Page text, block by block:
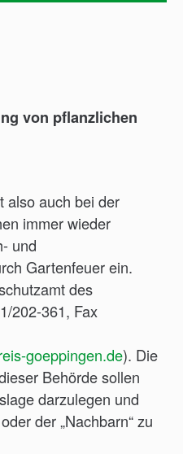
von pflanzlichen
also auch bei der
immer wieder
und
Gartenfeuer ein.
des
202-361, Fax
goeppingen.de). Die
Behörde sollen
darzulegen und
der „Nachbarn“ zu